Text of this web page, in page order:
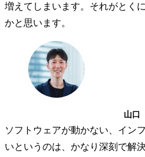
増えてしまいます。それがとく
かと思います。
山口
ソフトウェアが動かない、イン
いというのは、かなり深刻で解